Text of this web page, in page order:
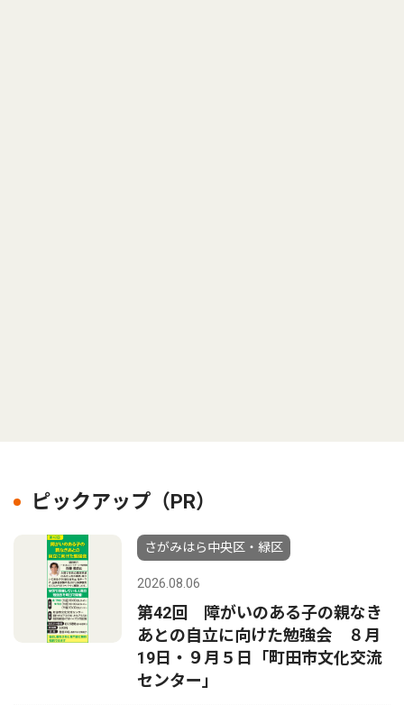
ピックアップ（PR）
さがみはら中央区・緑区
2026.08.06
第42回 障がいのある子の親なき
あとの自立に向けた勉強会 ８月
19日・９月５日「町田市文化交流
センター」